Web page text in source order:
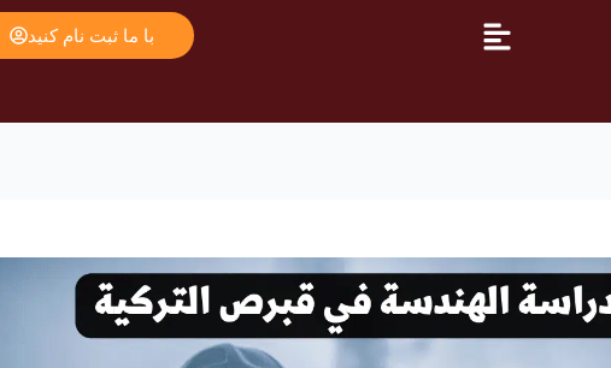
با ما ثبت نام کنید